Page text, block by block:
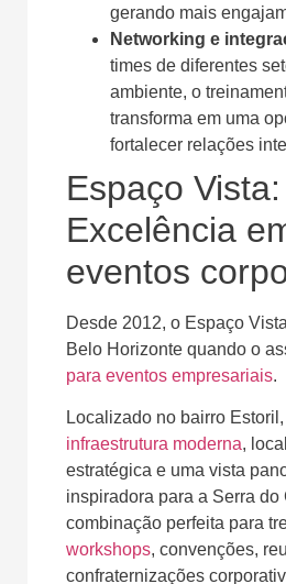
gerando mais
Networking e
times de diferentes
ambiente, o
transforma em uma
fortalecer relações
Espaço Vista:
Excelência
eventos
Desde 2012, o Espaço
Belo Horizonte quando o
para eventos empresariais.
Localizado no bairro
infraestrutura moderna,
estratégica e uma vista
inspiradora para a Serra
combinação perfeita para
workshops, convenções,
confraternizações